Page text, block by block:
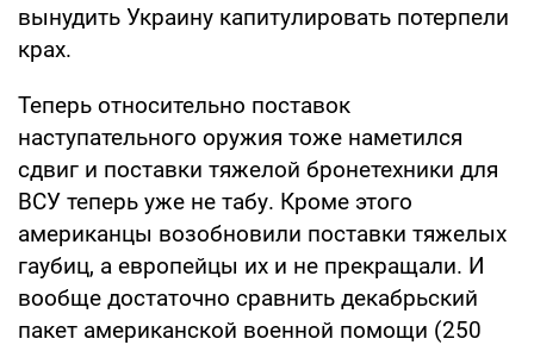
вынудить Украину капитулировать потерпели
крах.
Теперь относительно поставок
наступательного оружия тоже наметился
сдвиг и поставки тяжелой бронетехники для
ВСУ теперь уже не табу. Кроме этого
американцы возобновили поставки тяжелых
гаубиц, а европейцы их и не прекращали. И
вообще достаточно сравнить декабрьский
пакет американской военной помощи (250